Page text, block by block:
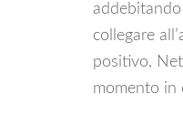
collegare
positivo,
momento in